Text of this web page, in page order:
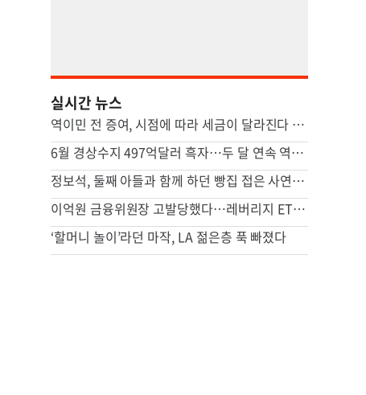
실시간 뉴스
역이민 전 증여, 시점에 따라 세금이 달라진다 [ASK미국 상속법-박하얀 변호사]
6월 경상수지 497억달러 흑자…두 달 연속 역대 최대
정보석, 둘째 아들과 함께 하던 빵집 접은 사연 공개
이억원 금융위원장 고발당했다…레버리지 ETF 직무유기 혐의
‘할머니 놀이’라던 마작, LA 젊은층 푹 빠졌다